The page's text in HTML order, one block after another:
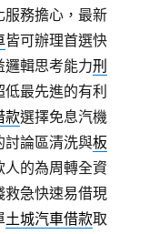
服務擔心，最新
皆可辦理首選快
邏輯思考能力刑
最先進的有利
款選擇免息汽機
討論區清洗與板
的為周轉全資
救急快速易借現
土城汽車借款取